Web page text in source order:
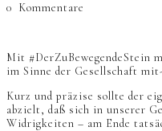
0 Kommentare
Mit #DerZuBewegendeStein
im Sinne der Gesellschaft
Kurz und präzise sollte der
abzielt, daß sich in unserer
Widrigkeiten – am Ende